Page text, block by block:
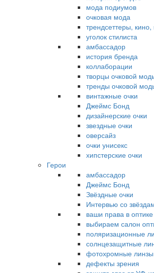
мода подиумов
очковая мода
трендсеттеры,
уголок стилиста
амбассадор
история бренда
коллаборации
творцы очковой
тренды очковой
винтажные очки
Джеймс Бонд
дизайнерские очки
звездные очки
оверсайз
очки унисекс
хипстерские очки
Герои
амбассадор
Джеймс Бонд
Звёздные очки
Интервью со
ваши права в оптике
выбираем салон
поляризационные
солнцезащитные
фотохромные линзы
дефекты зрения